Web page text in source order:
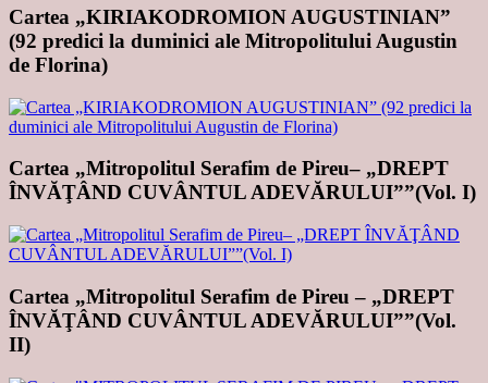
Cartea „KIRIAKODROMION AUGUSTINIAN”
(92 predici la duminici ale Mitropolitului Augustin
de Florina)
Cartea „Mitropolitul Serafim de Pireu– „DREPT
ÎNVĂŢÂND CUVÂNTUL ADEVĂRULUI””(Vol. I)
Cartea „Mitropolitul Serafim de Pireu – „DREPT
ÎNVĂŢÂND CUVÂNTUL ADEVĂRULUI””(Vol.
II)